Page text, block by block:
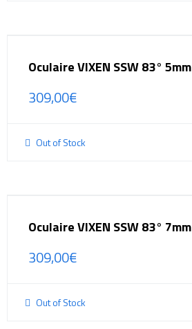
Oculaire VIXEN SSW 83° 5mm
309,00€
Out of Stock
Oculaire VIXEN SSW 83° 7mm
309,00€
Out of Stock